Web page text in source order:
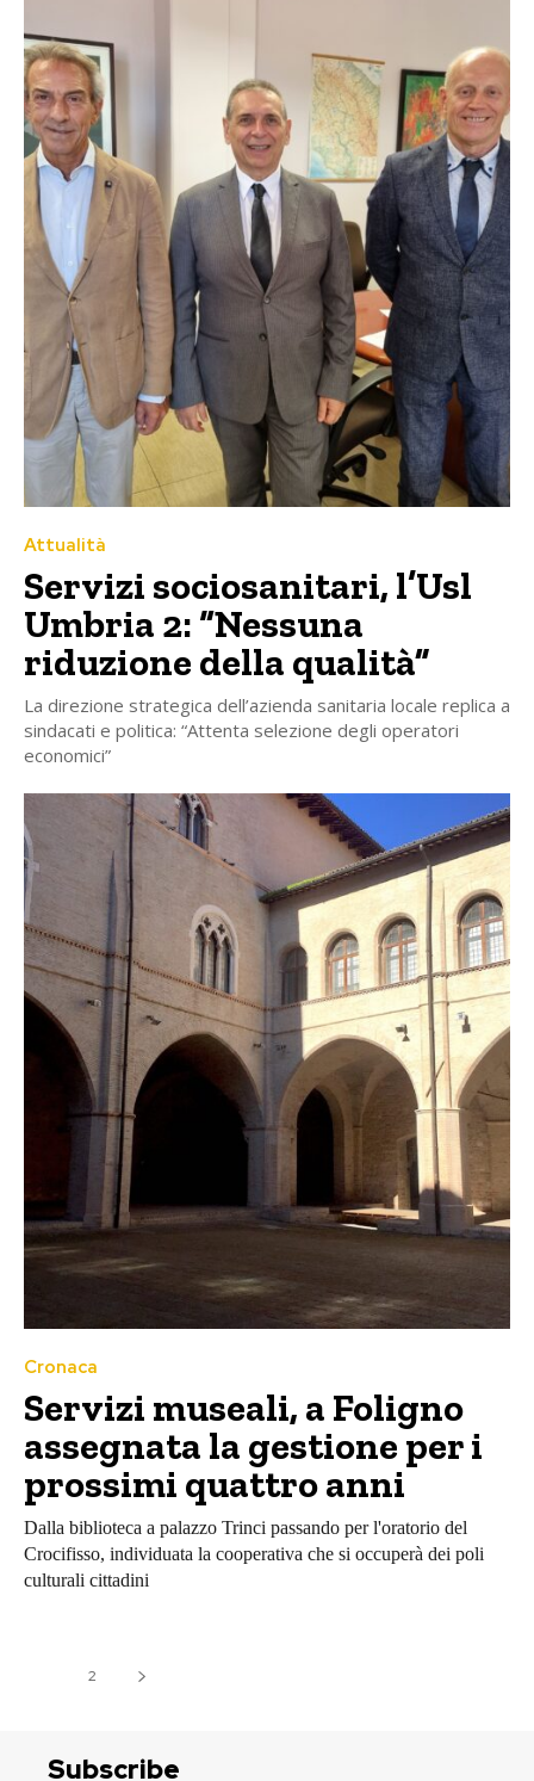
Attualità
Servizi sociosanitari, l’Usl
Umbria 2: “Nessuna
riduzione della qualità”
La direzione strategica dell’azienda sanitaria locale replica a
sindacati e politica: “Attenta selezione degli operatori
economici”
Cronaca
Servizi museali, a Foligno
assegnata la gestione per i
prossimi quattro anni
Dalla biblioteca a palazzo Trinci passando per l'oratorio del
Crocifisso, individuata la cooperativa che si occuperà dei poli
culturali cittadini
2
Subscribe